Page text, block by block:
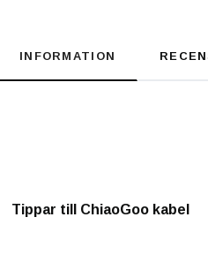
INFORMATION
Tippar till ChiaoGoo kabel